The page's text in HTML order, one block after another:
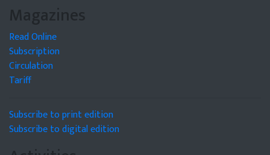
Magazines
Read Online
Subscription
Circulation
Tariff
Subscribe to print edition
Subscribe to digital edition